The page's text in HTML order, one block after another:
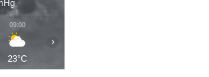
09:00
23°C
›